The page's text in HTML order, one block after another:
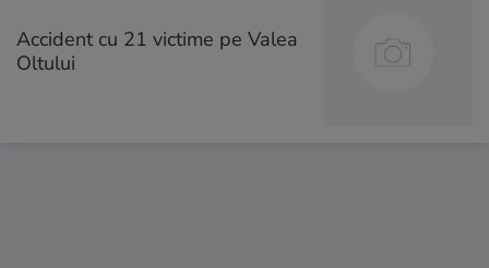
Accident cu 21 victime pe Valea
Oltului